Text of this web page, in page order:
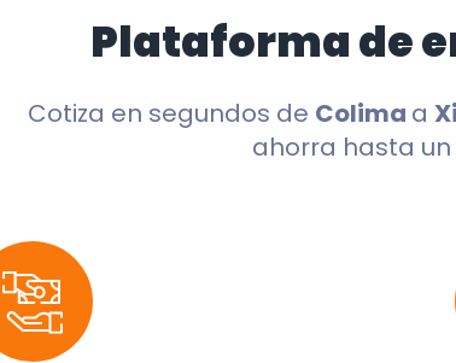
Plataforma de
Cotiza en segundos de Colima a
ahorra hasta un